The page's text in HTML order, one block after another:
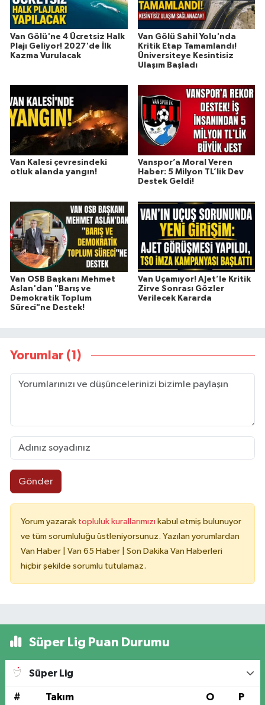
Van Gölü'ne 4 Ücretsiz Halk
Plajı Geliyor! 2027'de İlk
Kazma Vurulacak
Van Gölü Sahil Yolu'nda
Kritik Etap Tamamlandı!
Üniversiteye Kesintisiz
Ulaşım Başladı
Van Kalesi çevresindeki
otluk alanda yangın!
Vanspor’a Moral Veren
Haber: 5 Milyon TL’lik Dev
Destek Geldi!
Van OSB Başkanı Mehmet
Aslan'dan "Barış ve
Demokratik Toplum
Süreci"ne Destek!
Van Uçamıyor! AJet’le Kritik
Zirve Sonrası Gözler
Verilecek Kararda
Yorumlar (1)
Gönder
Yorum yazarak topluluk kurallarımızı kabul etmiş bulunuyor
ve tüm sorumluluğu üstleniyorsunuz. Yazılan yorumlardan
Van Haber | Van 65 Haber | Son Dakika Van Haberleri
hiçbir şekilde sorumlu tutulamaz.
Süper Lig Puan Durumu
Süper Lig
# Takım O P